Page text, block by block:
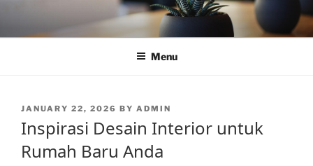
content
Menu
POSTED
JANUARY 22, 2026 BY ADMIN
Inspirasi Desain Interior untuk
Rumah Baru Anda